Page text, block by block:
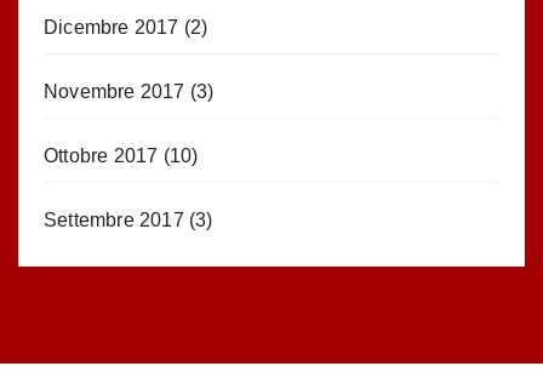
Dicembre 2017 (2)
Novembre 2017 (3)
Ottobre 2017 (10)
Settembre 2017 (3)